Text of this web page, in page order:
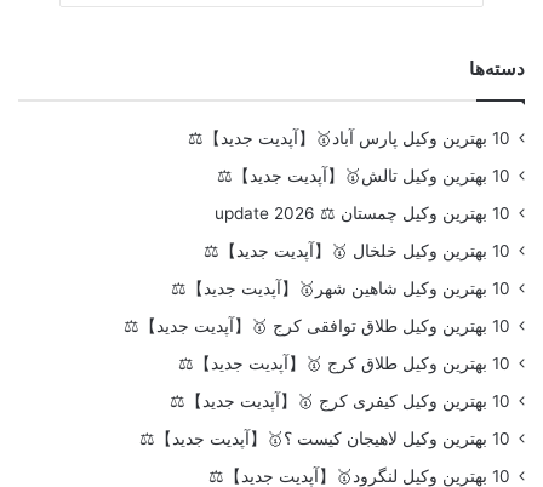
دسته‌ها
10 بهترین وکیل پارس آباد🥇【آپدیت جدید】⚖️
10 بهترین وکیل تالش🥇【آپدیت جدید】⚖️
10 بهترین وکیل چمستان ⚖️ update 2026
10 بهترین وکیل خلخال 🥇【آپدیت جدید】⚖️
10 بهترین وکیل شاهین شهر🥇【آپدیت جدید】⚖️
10 بهترین وکیل طلاق توافقی کرج 🥇【آپدیت جدید】⚖️
10 بهترین وکیل طلاق کرج 🥇【آپدیت جدید】⚖️
10 بهترین وکیل کیفری کرج 🥇【آپدیت جدید】⚖️
10 بهترین وکیل لاهیجان کیست ؟🥇【آپدیت جدید】⚖️
10 بهترین وکیل لنگرود🥇【آپدیت جدید】⚖️